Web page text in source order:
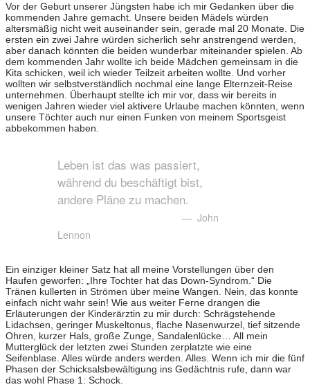
Vor der Geburt unserer Jüngsten habe ich mir Gedanken über die
kommenden Jahre gemacht. Unsere beiden Mädels würden
altersmäßig nicht weit auseinander sein, gerade mal 20 Monate. Die
ersten ein zwei Jahre würden sicherlich sehr anstrengend werden,
aber danach könnten die beiden wunderbar miteinander spielen. Ab
dem kommenden Jahr wollte ich beide Mädchen gemeinsam in die
Kita schicken, weil ich wieder Teilzeit arbeiten wollte. Und vorher
wollten wir selbstverständlich nochmal eine lange Elternzeit-Reise
unternehmen. Überhaupt stellte ich mir vor, dass wir bereits in
wenigen Jahren wieder viel aktivere Urlaube machen könnten, wenn
unsere Töchter auch nur einen Funken von meinem Sportsgeist
abbekommen haben.
Leben ist das was passiert,
während du beschäftigt bist,
andere Pläne zu machen.
— John
Lennon
Ein einziger kleiner Satz hat all meine Vorstellungen über den
Haufen geworfen: „Ihre Tochter hat das Down-Syndrom.“ Die
Tränen kullerten in Strömen über meine Wangen. Nein, das konnte
einfach nicht wahr sein! Wie aus weiter Ferne drangen die
Erläuterungen der Kinderärztin zu mir durch: Schrägstehende
Lidachsen, geringer Muskeltonus, flache Nasenwurzel, tief sitzende
Ohren, kurzer Hals, große Zunge, Sandalenlücke… All mein
Mutterglück der letzten zwei Stunden zerplatzte wie eine
Seifenblase. Alles würde anders werden. Alles. Wenn ich mir die fünf
Phasen der Schicksalsbewältigung ins Gedächtnis rufe, dann war
das wohl Phase 1: Schock.